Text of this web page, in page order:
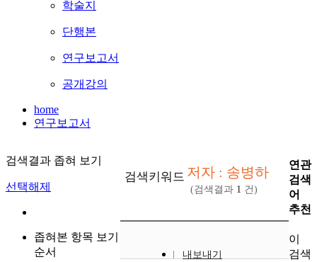
학술지
단행본
연구보고서
공개강의
home
연구보고서
검색결과 좁혀 보기
선택해제
좁혀본 항목 보기
순서
검색키워드 저자 : 송병하
(검색결과 1 건)
내보내기
연관
검색
어
추천
이
검색